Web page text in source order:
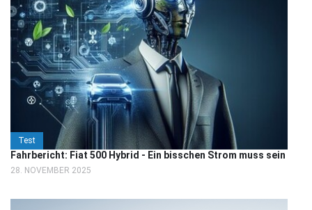
Test
Fahrbericht: Fiat 500 Hybrid - Ein bisschen Strom muss sein
28. NOVEMBER 2025